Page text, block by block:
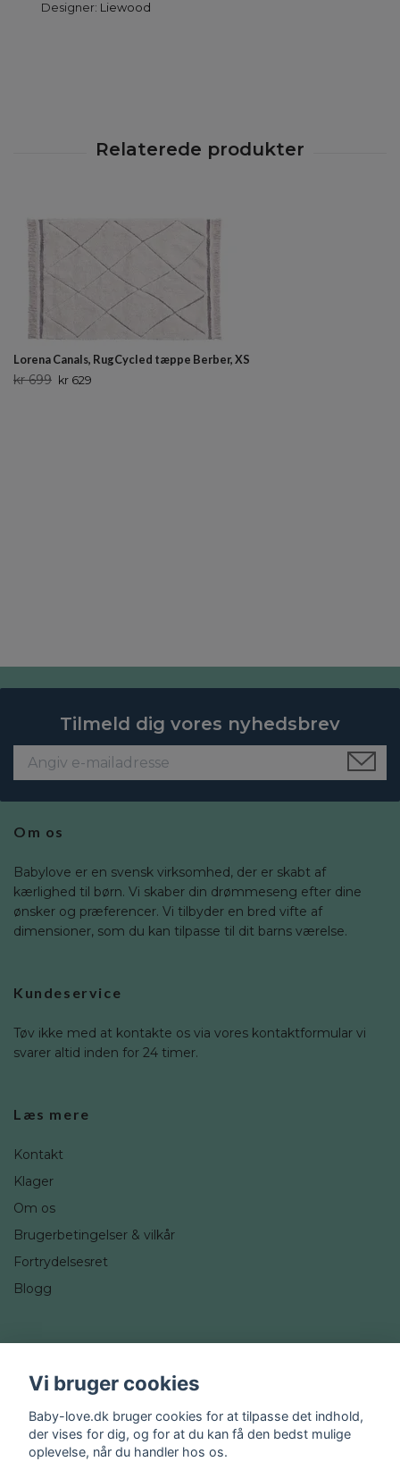
Designer: Liewood
Lorena Canals, RugCycled tæppe Berber, XS
kr 699 kr 629
Tilmeld dig vores nyhedsbrev
Om os
Babylove er en svensk virksomhed, der er skabt af
kærlighed til børn. Vi skaber din drømmeseng efter dine
ønsker og præferencer. Vi tilbyder en bred vifte af
dimensioner, som du kan tilpasse til dit barns værelse.
Kundeservice
Tøv ikke med at kontakte os via vores kontaktformular vi
svarer altid inden for 24 timer.
Læs mere
Kontakt
Klager
Om os
Brugerbetingelser & vilkår
Fortrydelsesret
Blogg
Instagram
Vi bruger cookies
Baby-love.dk bruger cookies for at tilpasse det indhold,
der vises for dig, og for at du kan få den bedst mulige
oplevelse, når du handler hos os.